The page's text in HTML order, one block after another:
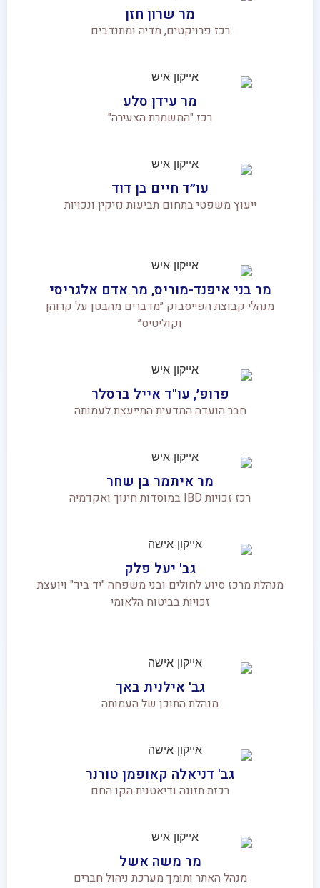
מר שרון חזן
רכז פרויקטים, מדיה ומתנדבים
מר עידן סלע
רכז "המשמרת הצעירה"
עו״ד חיים בן דוד
ייעוץ משפטי בתחום תביעות נזיקין ונכויות
מר בני איפנד-מוריס, מר אדם אלגריסי
מנהלי קבוצת הפייסבוק ״מדברים מהבטן על קרוהן
וקוליטיס״
פרופ׳, עו"ד אייל ברסלר
חבר הועדה המדעית המייעצת לעמותה
מר איתמר בן שחר
רכז זכויות IBD במוסדות חינוך ואקדמיה
גב' יעל פלק
מנהלת מרכז סיוע לחולים ובני משפחה "יד ביד" ויועצת
זכויות בביטוח הלאומי
גב' אילנית באך
מנהלת התוכן של העמותה
גב' דניאלה קאופמן טורנר
רכזת תזונה ודיאטנית הקו החם
מר משה אשל
מנהל האתר ותומך מערכת ניהול חברים